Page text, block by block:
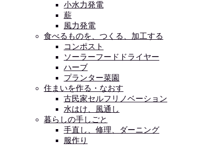
小水力発電
薪
風力発電
食べるものを、つくる、加工する
コンポスト
ソーラーフードドライヤー
ハーブ
プランター菜園
住まいを作る・なおす
古民家セルフリノベーション
水はけ、風通し
暮らしの手しごと
手直し、修理、ダーニング
服作り